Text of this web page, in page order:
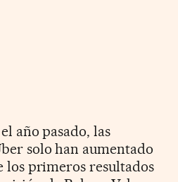
año pasado, las
solo han aumentado
los primeros resultados